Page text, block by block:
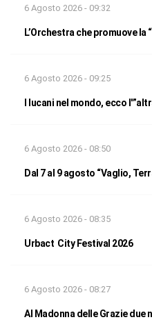
6 Agosto 2026 - 09:32
L’Orchestra che promuove la
6 Agosto 2026 - 09:25
I lucani nel mondo, ecco
6 Agosto 2026 - 08:50
Dal 7 al 9 agosto “Vaglio,
6 Agosto 2026 - 08:35
Urbact City Festival 2026
6 Agosto 2026 - 08:27
Al Madonna delle Grazie due